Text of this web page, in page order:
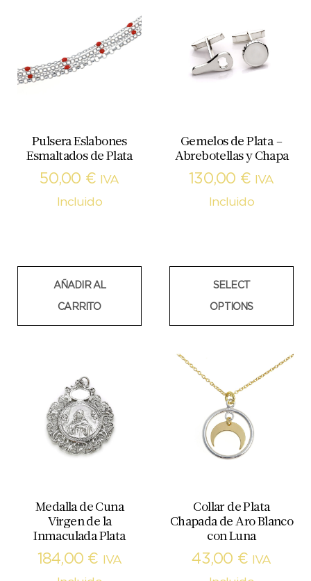
Pulsera Eslabones
Esmaltados de Plata
50,00 €
IVA
Incluido
AÑADIR AL
CARRITO
Gemelos de Plata –
Abrebotellas y Chapa
130,00 €
IVA
Incluido
SELECT
OPTIONS
Medalla de Cuna
Virgen de la
Inmaculada Plata
184,00 €
IVA
Collar de Plata
Chapada de Aro Blanco
con Luna
43,00 €
IVA